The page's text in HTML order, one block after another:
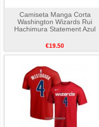
Camiseta Manga Corta
Washington Wizards Rui
Hachimura Statement Azul
€19.50